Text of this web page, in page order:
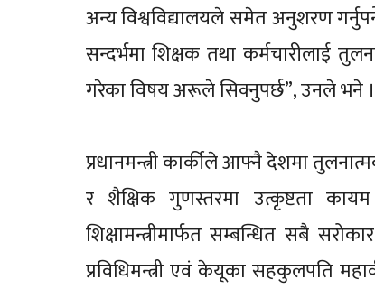
अन्य विश्वविद्यालयले समेत अनुशरण
सन्दर्भमा शिक्षक तथा कर्मचारीलाई
गरेका विषय अरूले सिक्नुपर्छ”, उनले भने ।
प्रधानमन्त्री कार्कीले आफ्नै देशमा
र शैक्षिक गुणस्तरमा उत्कृष्टता
शिक्षामन्त्रीमार्फत सम्बन्धित सबै
प्रविधिमन्त्री एवं केयूका सहकुलपति